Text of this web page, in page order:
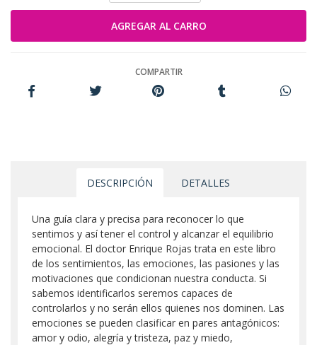
COMPARTIR
DESCRIPCIÓN DETALLES
Una guía clara y precisa para reconocer lo que
sentimos y así tener el control y alcanzar el equilibrio
emocional. El doctor Enrique Rojas trata en este libro
de los sentimientos, las emociones, las pasiones y las
motivaciones que condicionan nuestra conducta. Si
sabemos identificarlos seremos capaces de
controlarlos y no serán ellos quienes nos dominen. Las
emociones se pueden clasificar en pares antagónicos:
amor y odio, alegría y tristeza, paz y miedo,